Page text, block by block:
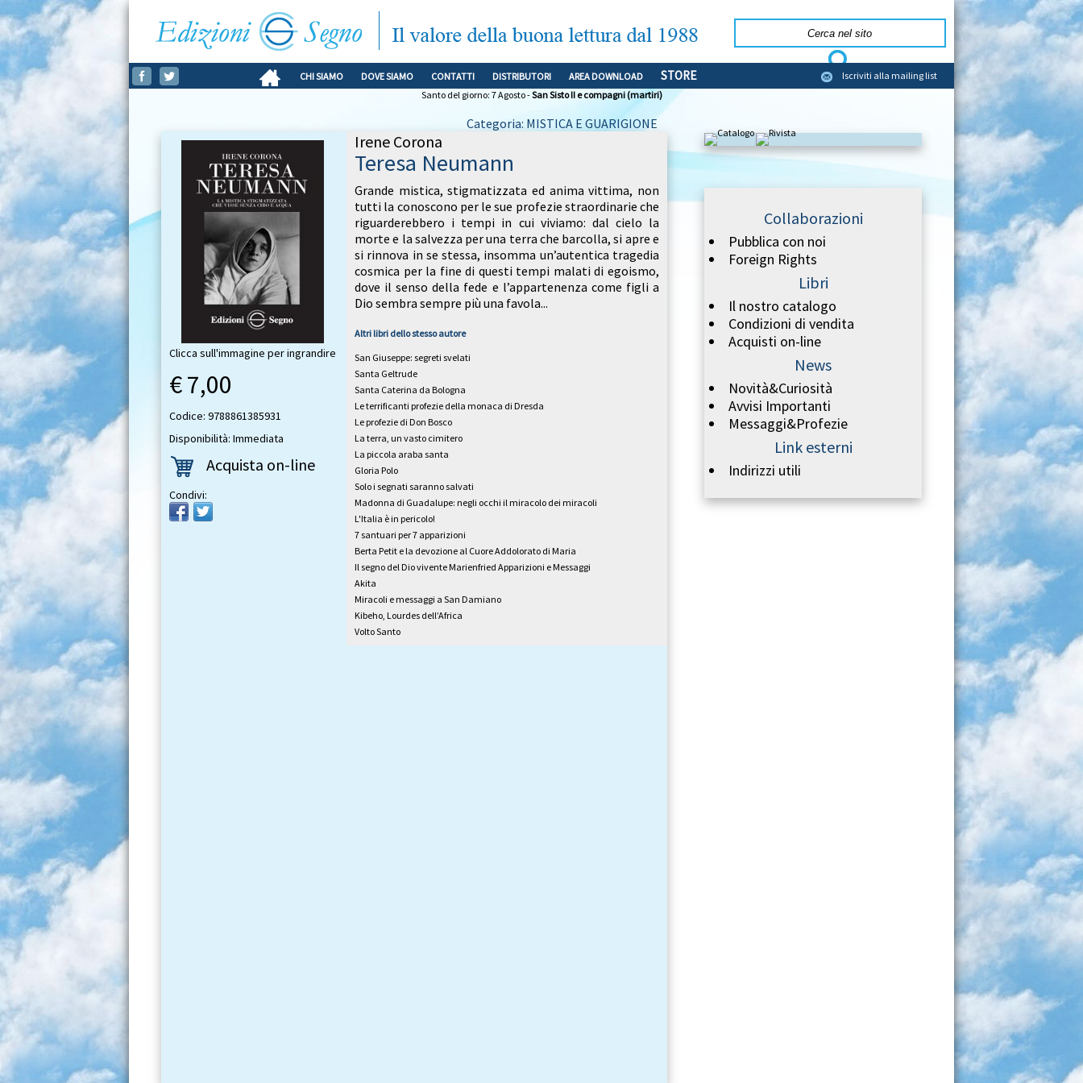
CHI SIAMO DOVE SIAMO CONTATTI DISTRIBUTORI AREA DOWNLOAD STORE
Iscriviti alla mailing list
Santo del giorno: 7 Agosto -San Sisto II e compagni (martiri)
Categoria: MISTICA E GUARIGIONE
Irene Corona
Teresa Neumann
Grande mistica, stigmatizzata ed anima vittima, non
tutti la conoscono per le sue profezie straordinarie che
riguarderebbero i tempi in cui viviamo: dal cielo la
morte e la salvezza per una terra che barcolla, si apre e
si rinnova in se stessa, insomma un’autentica tragedia
cosmica per la fine di questi tempi malati di egoismo,
dove il senso della fede e l’appartenenza come figli a
Dio sembra sempre più una favola...
Altri libri dello stesso autore
San Giuseppe: segreti svelati
Santa Geltrude
Santa Caterina da Bologna
Le terrificanti profezie della monaca di Dresda
Le profezie di Don Bosco
La terra, un vasto cimitero
La piccola araba santa
Gloria Polo
Solo i segnati saranno salvati
Madonna di Guadalupe: negli occhi il miracolo dei miracoli
L'Italia è in pericolo!
7 santuari per 7 apparizioni
Berta Petit e la devozione al Cuore Addolorato di Maria
Il segno del Dio vivente Marienfried Apparizioni e Messaggi
Akita
Miracoli e messaggi a San Damiano
Kibeho, Lourdes dell’Africa
Volto Santo
Clicca sull'immagine per ingrandire
€ 7,00
Codice: 9788861385931
Disponibilità: Immediata
Acquista on-line
Condivi:
Collaborazioni
Pubblica con noi
Foreign Rights
Libri
Il nostro catalogo
Condizioni di vendita
Acquisti on-line
News
Novità&Curiosità
Avvisi Importanti
Messaggi&Profezie
Link esterni
Indirizzi utili